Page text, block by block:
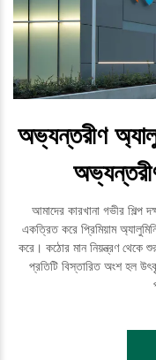
অভ্যন্তরীণ
আমাদের কারখানা গভীর শিল্প
একত্রিত করে প্রিমিয়াম
করে। কঠোর মান নিয়ন্ত্রণ থেকে
প্রতিটি বিস্তারিত অংশ হল